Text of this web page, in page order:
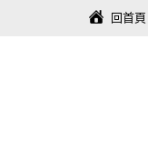
回首頁